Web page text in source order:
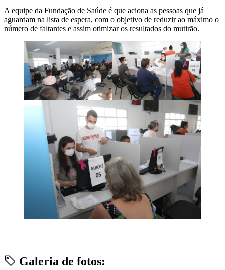
A equipe da Fundação de Saúde é que aciona as pessoas que já
aguardam na lista de espera, com o objetivo de reduzir ao máximo o
número de faltantes e assim otimizar os resultados do mutirão.
Galeria de fotos: